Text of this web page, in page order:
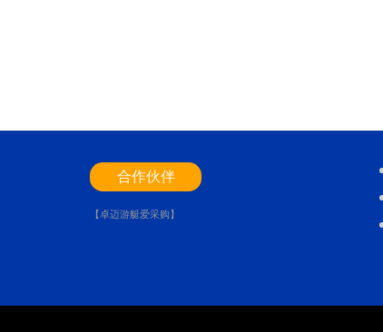
合作伙伴
【卓迈游艇爱采购】